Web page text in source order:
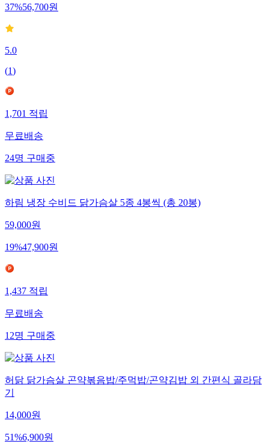
37%56,700원
5.0
(1)
1,701적립
무료배송
24명구매중
하림 냉장 수비드 닭가슴살 5종 4봉씩 (총 20봉)
59,000원
19%47,900원
1,437적립
무료배송
12명구매중
허닭 닭가슴살 곤약볶음밥/주먹밥/곤약김밥 외 간편식 골라담
기
14,000원
51%6,900원